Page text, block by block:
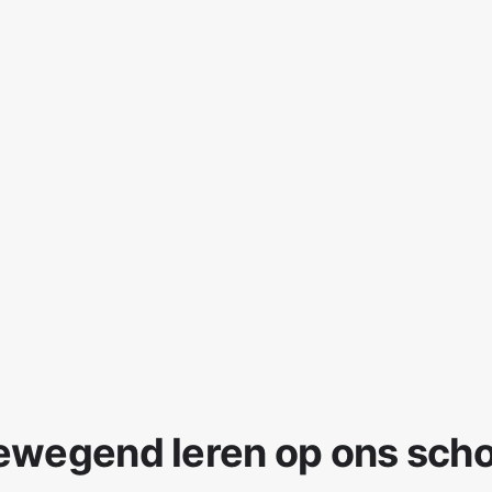
leren op ons